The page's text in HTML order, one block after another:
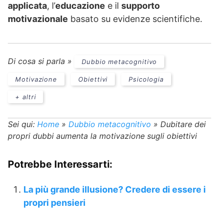
applicata, l’educazione e il supporto
motivazionale basato su evidenze scientifiche.
Di cosa si parla » Dubbio metacognitivo
Motivazione Obiettivi Psicologia
+ altri
Sei qui: Home » Dubbio metacognitivo » Dubitare dei
propri dubbi aumenta la motivazione sugli obiettivi
Potrebbe Interessarti:
La più grande illusione? Credere di essere i
propri pensieri